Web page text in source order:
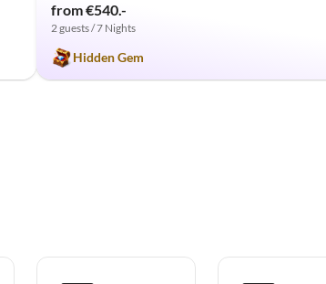
from €540.-
2 guests / 7 Nights
Hidden Gem